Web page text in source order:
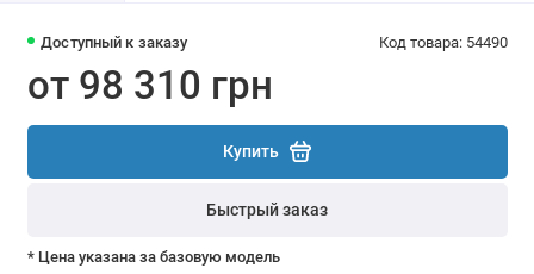
Доступный к заказу Код товара: 54490
от 98 310 грн
Купить
Быстрый заказ
* Цена указана за базовую модель